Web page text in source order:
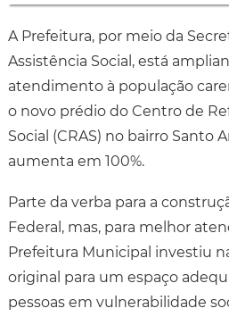
A Prefeitura, por meio da
Assistência Social, está
atendimento à população
o novo prédio do Centro de
Social (CRAS) no bairro Santo
aumenta em 100%.
Parte da verba para a
Federal, mas, para melhor
Prefeitura Municipal investiu
original para um espaço
pessoas em vulnerabilidade